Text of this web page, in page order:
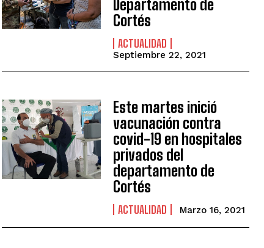
Departamento de
Cortés
ACTUALIDAD
Septiembre 22, 2021
Este martes inició
vacunación contra
covid-19 en hospitales
privados del
departamento de
Cortés
ACTUALIDAD Marzo 16, 2021